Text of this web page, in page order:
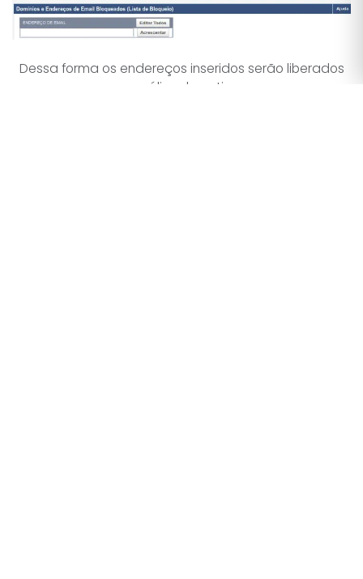
Dessa forma os endereços inseridos serão liberados
sem análise do antispam.